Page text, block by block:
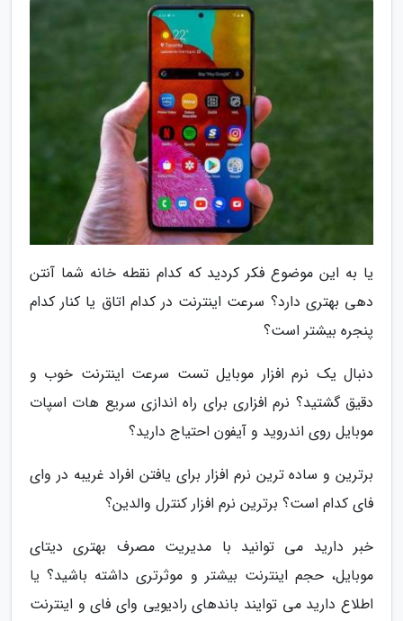
یا به این موضوع فکر کردید که کدام نقطه خانه شما آنتن
دهی بهتری دارد؟ سرعت اینترنت در کدام اتاق یا کنار کدام
پنجره بیشتر است؟
دنبال یک نرم افزار موبایل تست سرعت اینترنت خوب و
دقیق گشتید؟ نرم افزاری برای راه اندازی سریع هات اسپات
موبایل روی اندروید و آیفون احتیاج دارید؟
برترین و ساده ترین نرم افزار برای یافتن افراد غریبه در وای
فای کدام است؟ برترین نرم افزار کنترل والدین؟
خبر دارید می توانید با مدیریت مصرف بهتری دیتای
موبایل، حجم اینترنت بیشتر و موثرتری داشته باشید؟ یا
اطلاع دارید می توایند باندهای رادیویی وای فای و اینترنت